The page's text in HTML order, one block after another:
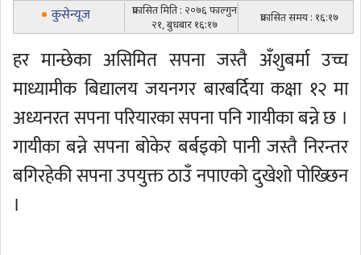
कुसेन्यूज
प्रकासित मिति : २०७६ फाल्गुन
२१, बुधबार १६:१७
प्रकासित समय : १६:१७
हर मान्छेका असिमित सपना जस्तै अँशुबर्मा उच्च
माध्यामीक बिद्यालय जयनगर बारबर्दिया कक्षा १२ मा
अध्यनरत सपना परियारका सपना पनि गायीका बन्ने छ ।
गायीका बन्ने सपना बोकेर बर्बइको पानी जस्तै निरन्तर
बगिरहेकी सपना उपयुक्त ठाउँ नपाएको दुखेशो पोख्छिन
।